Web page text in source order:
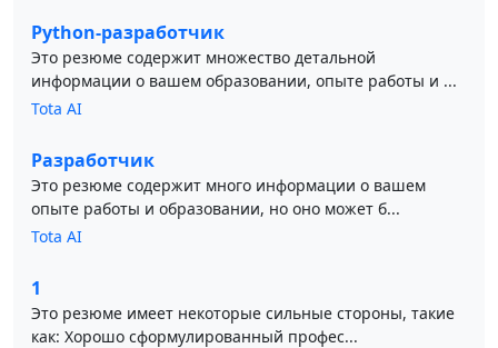
Python-разработчик
Это резюме содержит множество детальной
информации о вашем образовании, опыте работы и ...
Tota AI
Разработчик
Это резюме содержит много информации о вашем
опыте работы и образовании, но оно может б...
Tota AI
1
Это резюме имеет некоторые сильные стороны, такие
как: Хорошо сформулированный профес...